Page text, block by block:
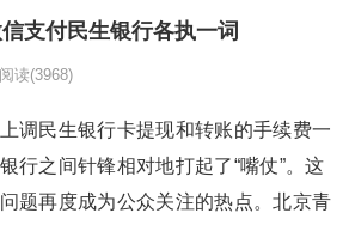
支付民生银行各执一词
阅读(3968)
调民生银行卡提现和转账的手续费一
行之间针锋相对地打起了“嘴仗”。这
题再度成为公众关注的热点。北京青